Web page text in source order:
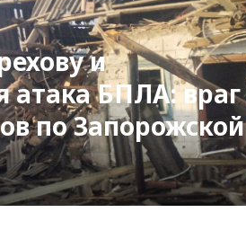
и
атака БПЛА: враг
по Запорожской